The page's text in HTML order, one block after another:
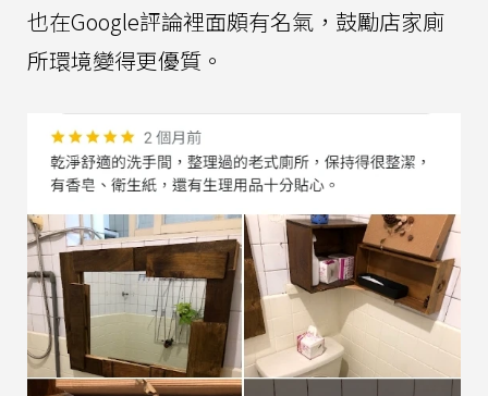
也在Google評論裡面頗有名氣，鼓勵店家廁
所環境變得更優質。